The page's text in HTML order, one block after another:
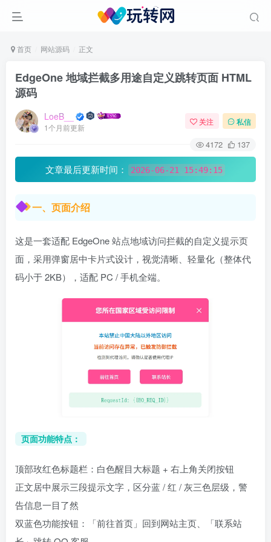
首页 网站源码 正文
EdgeOne 地域拦截多用途自定义跳转页面 HTML
源码
LoeB__
1个月前更新
关注 私信
4172 137
文章最后更新时间： 2026-06-21 15:49:15
一、页面介绍
这是一套适配 EdgeOne 站点地域访问拦截的自定义提示页
面，采用弹窗居中卡片式设计，视觉清晰、轻量化（整体代
码小于 2KB），适配 PC / 手机全端。
页面功能特点：
顶部玫红色标题栏：白色醒目大标题 + 右上角关闭按钮
正文居中展示三段提示文字，区分蓝 / 红 / 灰三色层级，警
告信息一目了然
双蓝色功能按钮：「前往首页」回到网站主页、「联系站